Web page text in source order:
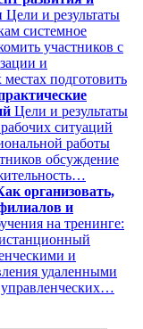
Цели и результаты
системное
участников с
и
подготовить
Цели и результаты
ситуаций
работы
обсуждение
организовать,
и
на тренинге:
и
удаленными